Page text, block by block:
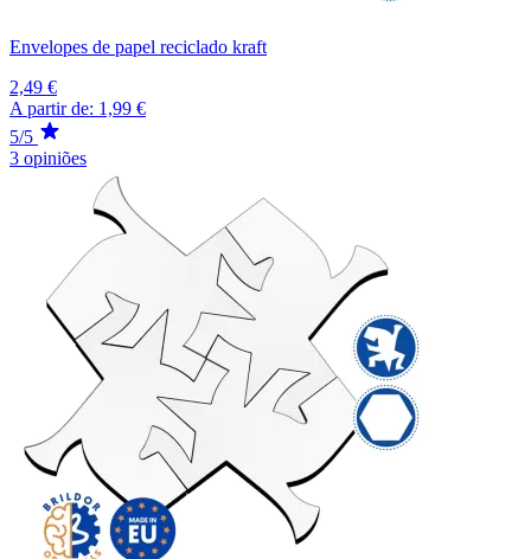
Envelopes de papel reciclado kraft
2,49 €
A partir de: 1,99 €
5/5
3 opiniões